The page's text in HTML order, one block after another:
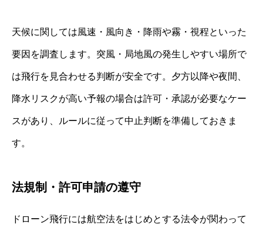
天候に関しては風速・風向き・降雨や霧・視程といった
要因を調査します。突風・局地風の発生しやすい場所で
は飛行を見合わせる判断が安全です。夕方以降や夜間、
降水リスクが高い予報の場合は許可・承認が必要なケー
スがあり、ルールに従って中止判断を準備しておきま
す。
法規制・許可申請の遵守
ドローン飛行には航空法をはじめとする法令が関わって